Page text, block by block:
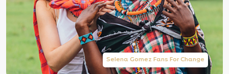
Selena Gomez Fans For Change